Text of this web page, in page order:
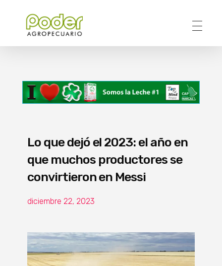
Lo que dejó el 2023: el año en
que muchos productores se
convirtieron en Messi
diciembre 22, 2023